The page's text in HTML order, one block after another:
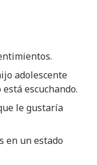
adolescente
escuchando.
le gustaría
en un estado